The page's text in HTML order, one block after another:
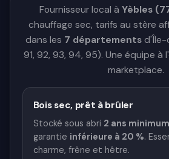
Fournisseur local à Yèbles
chauffage sec, tarifs au stère
dans les 7 départementsd'Île-
91, 92, 93, 94, 95). Une équipe
marketplace.
Bois sec, prêt à brûler
Stocké sous abri 2 ans minimum
garantie inférieure à 20 %.
charme, frêne et hêtre.